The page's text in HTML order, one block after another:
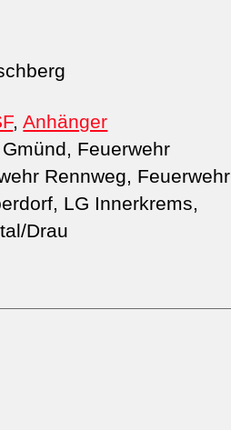
,Anhänger
Feuerwehr
Rennweg, Feuerwehr
LG Innerkrems,
Drau